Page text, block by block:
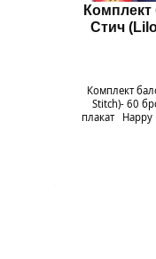
Комплект
Стич
Комплект
Stitch)- 60
плакат Happy